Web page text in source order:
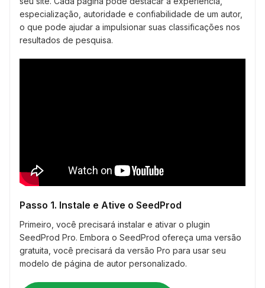
especialização, autoridade e confiabilidade de um autor,
o que pode ajudar a impulsionar suas classificações nos
resultados de pesquisa.
Passo 1. Instale e Ative o SeedProd
Primeiro, você precisará instalar e ativar o plugin
SeedProd Pro. Embora o SeedProd ofereça uma versão
gratuita, você precisará da versão Pro para usar seu
modelo de página de autor personalizado.